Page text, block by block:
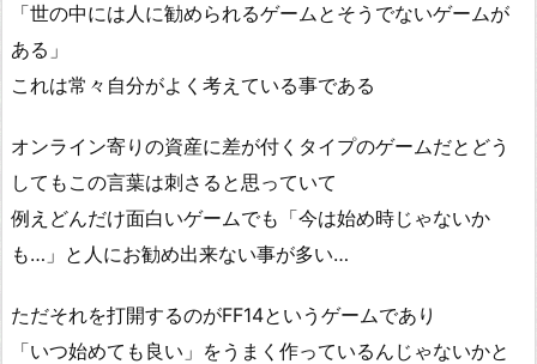
「世の中には人に勧められるゲームとそうでないゲームが
ある」
これは常々自分がよく考えている事である
オンライン寄りの資産に差が付くタイプのゲームだとどう
してもこの言葉は刺さると思っていて
例えどんだけ面白いゲームでも「今は始め時じゃないか
も…」と人にお勧め出来ない事が多い…
ただそれを打開するのがFF14というゲームであり
「いつ始めても良い」をうまく作っているんじゃないかと